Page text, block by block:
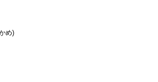
め)